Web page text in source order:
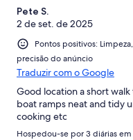
Pete S.
2 de set. de 2025
Pontos positivos:
precisão do anúncio
Traduzir com o Google
Good location a short
boat ramps neat and tidy
cooking etc
Hospedou-se por 3 diárias